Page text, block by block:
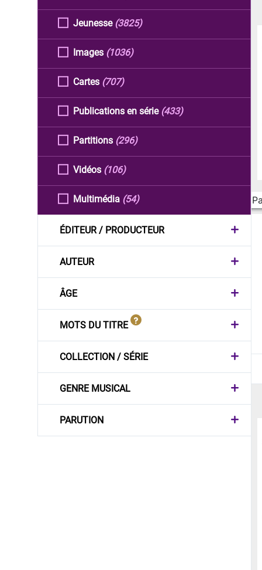
Jeunesse (3825)
Images (1036)
Cartes (707)
Publications en série (433)
Partitions (296)
Vidéos (106)
Multimédia (54)
ÉDITEUR / PRODUCTEUR
AUTEUR
ÂGE
MOTS DU TITRE
COLLECTION / SÉRIE
GENRE MUSICAL
PARUTION